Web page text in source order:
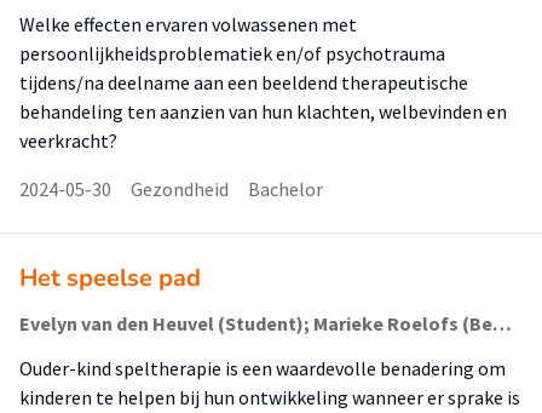
Welke effecten ervaren volwassenen met
persoonlijkheidsproblematiek en/of psychotrauma
tijdens/na deelname aan een beeldend therapeutische
behandeling ten aanzien van hun klachten, welbevinden en
veerkracht?
2024-05-30
Gezondheid Bachelor
Het speelse pad
Evelyn van den Heuvel (Student); Marieke Roelofs (Begeleider)
Ouder-kind speltherapie is een waardevolle benadering om
kinderen te helpen bij hun ontwikkeling wanneer er sprake is